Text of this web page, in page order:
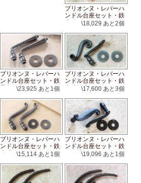
ブリオンヌ・レバーハ
ンドル台座セット・鉄
赤錆ワックス
\18,029 あと2個
ブリオンヌ・レバーハ
ンドル台座セット・鉄
黒色錆止め
\23,925 あと1個
ブリオンヌ・レバーハ
ンドル台座セット・鉄
古味錆止め
\17,600 あと3個
ブリオンヌ・レバーハ
ンドル台座セット・鉄
\15,114 あと1個
ブリオンヌ・レバーハ
ンドル台座セット・鉄
くろ鉄\19,096 あと1個